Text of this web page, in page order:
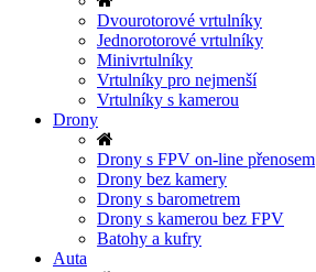
Dvourotorové vrtulníky
Jednorotorové vrtulníky
Minivrtulníky
Vrtulníky pro nejmenší
Vrtulníky s kamerou
Drony
Drony s FPV on-line přenosem
Drony bez kamery
Drony s barometrem
Drony s kamerou bez FPV
Batohy a kufry
Auta